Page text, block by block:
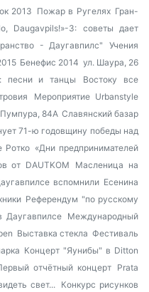
2013 Пожар в Ругелях Гран-
Daugavpils!»-3: советы дает
- Даугавпилс"
Учения
Бенефис 2014 ул. Шаура, 26
песни и танцы
Востоку все
Мероприятие Urbanstyle
Пумпура, 84А Славянский базар
71-ю годовщину победы над
Ротко «Дни предпринимателей
от DAUTKOM
Масленица на
вспомнили Есенина
Референдум "по русскому
Даугавпилсе Международный
Выставка стекла Фестиваль
Концерт "Яунибы" в Ditton
отчётный концерт Prata
свет... Конкурс рисунков